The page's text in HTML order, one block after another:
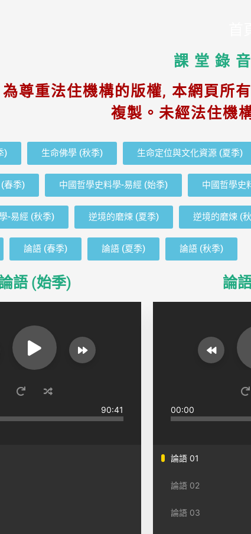
課堂錄
尊重法住機構的版權, 本網頁所
複製。未經法住機
) 生命佛學 (秋季)​ 生命定位與文化資源 (夏季)
春季) 中國哲學史料學-易經 (始季) 中國哲學史
-易經 (秋季) 逆境的磨煉 (夏季) 逆境的磨煉 (
論語 (春季) 論語 (夏季) 論語 (秋季)
語 (始季)
90:41
論
00:00
論語 01
論語 02
論語 03